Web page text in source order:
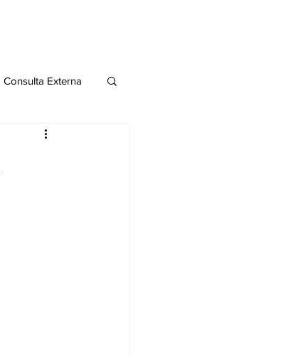
Consulta Externa
Publicaciones